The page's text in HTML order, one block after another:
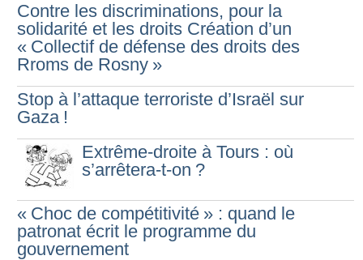
Contre les discriminations, pour la
solidarité et les droits Création d’un
« Collectif de défense des droits des
Rroms de Rosny »
Stop à l’attaque terroriste d’Israël sur
Gaza !
Extrême-droite à Tours : où
s’arrêtera-t-on ?
« Choc de compétitivité » : quand le
patronat écrit le programme du
gouvernement